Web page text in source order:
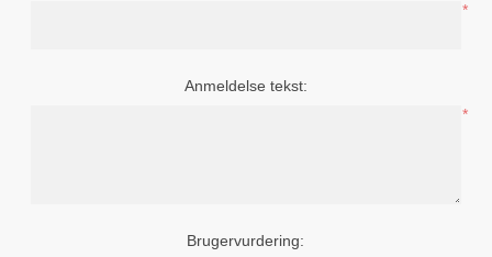
*
Anmeldelse tekst:
*
Brugervurdering: